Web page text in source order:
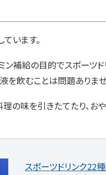
います。
補給の目的でスポーツド
飲むことは問題ありませ
の味を引きたてたり、お
スポーツドリンク22